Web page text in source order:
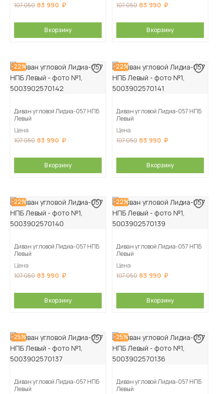
107 050 83 990
В корзину
107 050 83 990
В корзину
-22%
Диван угловой Лидиа-057 НПБ
Левый
Цена
107 050 83 990
В корзину
-22%
Диван угловой Лидиа-057 НПБ
Левый
Цена
107 050 83 990
В корзину
-22%
Диван угловой Лидиа-057 НПБ
Левый
Цена
107 050 83 990
В корзину
-22%
Диван угловой Лидиа-057 НПБ
Левый
Цена
107 050 83 990
В корзину
-25%
Диван угловой Лидиа-057 НПБ
Левый
-25%
Диван угловой Лидиа-057 НПБ
Левый